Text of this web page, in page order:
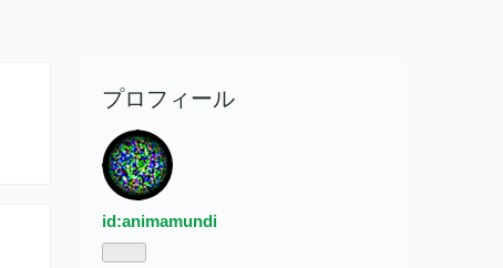
プロフィール
id:animamundi